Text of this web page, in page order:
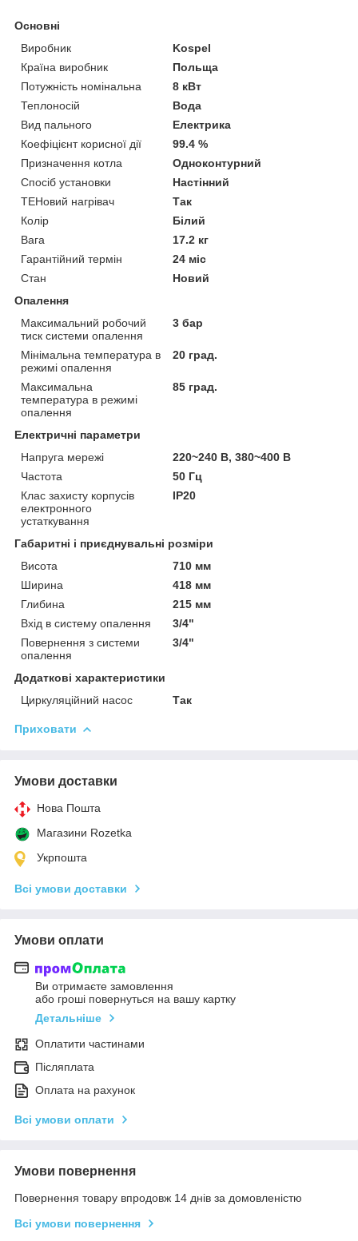
Основні
Виробник
Kospel
Країна виробник
Польща
Потужність номінальна
8 кВт
Теплоносій
Вода
Вид пального
Електрика
Коефіцієнт корисної дії
99.4 %
Призначення котла
Одноконтурний
Спосіб установки
Настінний
ТЕНовий нагрівач
Так
Колір
Білий
Вага
17.2 кг
Гарантійний термін
24 міс
Стан
Новий
Опалення
Максимальний робочий
тиск системи опалення
3 бар
Мінімальна температура в
режимі опалення
20 град.
Максимальна
температура в режимі
опалення
85 град.
Електричні параметри
Напруга мережі
220~240 В, 380~400 В
Частота
50 Гц
Клас захисту корпусів
електронного
устаткування
IP20
Габаритні і приєднувальні розміри
Висота
710 мм
Ширина
418 мм
Глибина
215 мм
Вхід в систему опалення
3/4"
Повернення з системи
опалення
3/4"
Додаткові характеристики
Циркуляційний насос
Так
Приховати
Умови доставки
Нова Пошта
Магазини Rozetka
Укрпошта
Всі умови доставки
Умови оплати
Ви отримаєте замовлення
або гроші повернуться на вашу картку
Детальніше
Оплатити частинами
Післяплата
Оплата на рахунок
Всі умови оплати
Умови повернення
Повернення товару впродовж 14 днів за домовленістю
Всі умови повернення